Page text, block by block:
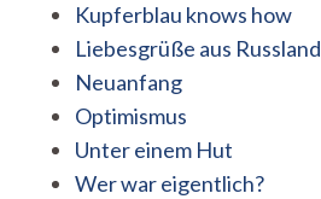
Kupferblau knows how
Liebesgrüße aus Russland
Neuanfang
Optimismus
Unter einem Hut
Wer war eigentlich?